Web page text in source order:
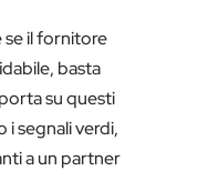
se il fornitore
basta
su questi
i segnali verdi,
a un partner